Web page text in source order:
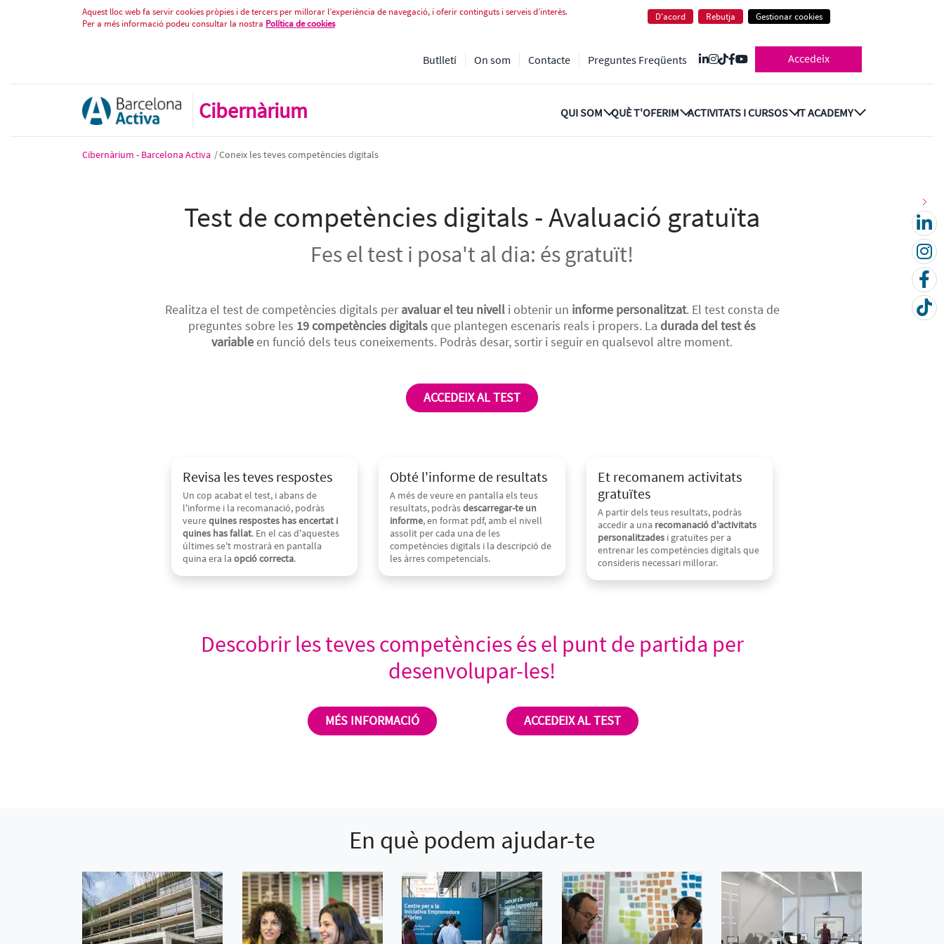
Test de competències digitals - Avaluació gratuïta
Aquest lloc web fa servir cookies pròpies i de tercers per millorar l’experiència de navegació, i oferir continguts i serveis d’interès.
Per a més informació podeu consultar la nostra Política de cookies
D'acord Rebutja Gestionar cookies
Butlletí On som Contacte Preguntes Freqüents Accedeix
Cibernàrium QUI SOM QUÈ T'OFERIM ACTIVITATS I CURSOS IT ACADEMY
Cibernàrium - Barcelona Activa /Coneix les teves competències digitals
Test de competències digitals - Avaluació gratuïta
Fes el test i posa't al dia: és gratuït!
Realitza el test de competències digitals peravaluar el teu nivelli obtenir un informe personalitzat. El test consta de
preguntes sobre les 19 competències digitals que plantegen escenaris reals i propers. La durada del test és
variableen funció dels teus coneixements. Podràs desar, sortir i seguir en qualsevol altre moment.
ACCEDEIX AL TEST
Revisa les teves respostes
Un cop acabat el test, i abans de
l'informe i la recomanació, podràs
veurequines respostes has encertat i
quines has fallat. En el cas d'aquestes
últimes se't mostrarà en pantalla
quina era la opció correcta.
Obté l'informe de resultats
A més de veure en pantalla els teus
resultats, podràsdescarregar-te un
informe, en format pdf, amb el nivell
assolit per cada una de les
competències digitals i la descripció de
les àrres competencials.
Et recomanem activitats
gratuïtes
A partir dels teus resultats, podràs
accedir a una recomanació d'activitats
personalitzadesi gratuïtes per a
entrenar les competències digitals que
consideris necessari millorar.
Descobrir les teves competències és el punt de partida per
desenvolupar-les!
MÉS INFORMACIÓ ACCEDEIX AL TEST
En què podem ajudar-te